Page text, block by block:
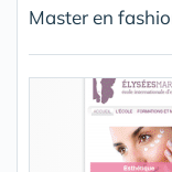
Master en